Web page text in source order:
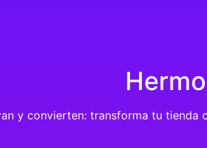
y convierten: transforma tu